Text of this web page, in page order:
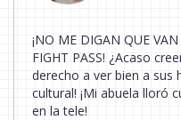
¡NO ME DIGAN QUE
FIGHT PASS! ¿Acaso
derecho a ver bien a sus
cultural! ¡Mi abuela lloró
en la tele!